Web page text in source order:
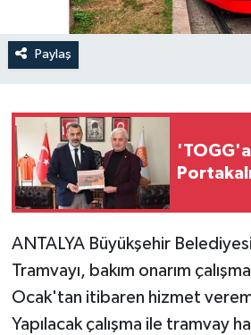
Paylaş
ANTALYA Büyükşehir
Tramvayı, bakım onarım
Ocak'tan itibaren hizmet
Yapılacak çalışma ile tramvay